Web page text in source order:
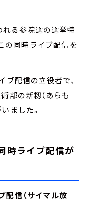
れる参院選の選挙特
の同時ライブ配信を
ブ配信の立役者で、
部の新籾（あらも
ました。
時ライブ配信が
信（サイマル放